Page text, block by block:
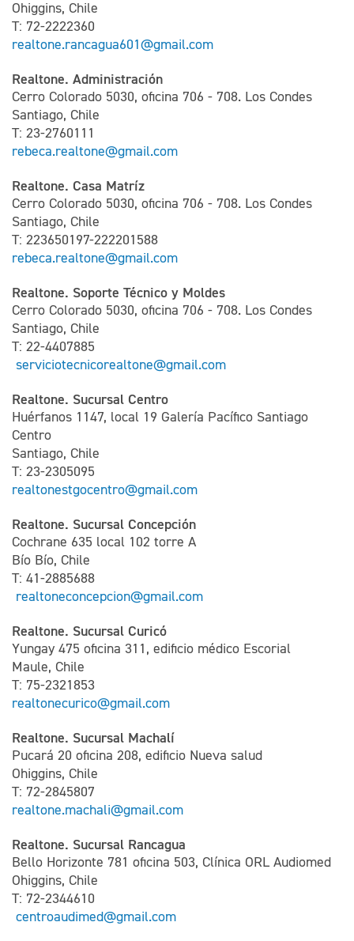
Ohiggins, Chile
T: 72-2222360
realtone.rancagua601@gmail.com
Realtone. Administración
Cerro Colorado 5030, oficina 706 - 708. Los Condes
Santiago, Chile
T: 23-2760111
rebeca.realtone@gmail.com
Realtone. Casa Matríz
Cerro Colorado 5030, oficina 706 - 708. Los Condes
Santiago, Chile
T: 223650197-222201588
rebeca.realtone@gmail.com
Realtone. Soporte Técnico y Moldes
Cerro Colorado 5030, oficina 706 - 708. Los Condes
Santiago, Chile
T: 22-4407885
serviciotecnicorealtone@gmail.com
Realtone. Sucursal Centro
Huérfanos 1147, local 19 Galería Pacífico Santiago
Centro
Santiago, Chile
T: 23-2305095
realtonestgocentro@gmail.com
Realtone. Sucursal Concepción
Cochrane 635 local 102 torre A
Bío Bío, Chile
T: 41-2885688
realtoneconcepcion@gmail.com
Realtone. Sucursal Curicó
Yungay 475 oficina 311, edificio médico Escorial
Maule, Chile
T: 75-2321853
realtonecurico@gmail.com
Realtone. Sucursal Machalí
Pucará 20 oficina 208, edificio Nueva salud
Ohiggins, Chile
T: 72-2845807
realtone.machali@gmail.com
Realtone. Sucursal Rancagua
Bello Horizonte 781 oficina 503, Clínica ORL Audiomed
Ohiggins, Chile
T: 72-2344610
centroaudimed@gmail.com